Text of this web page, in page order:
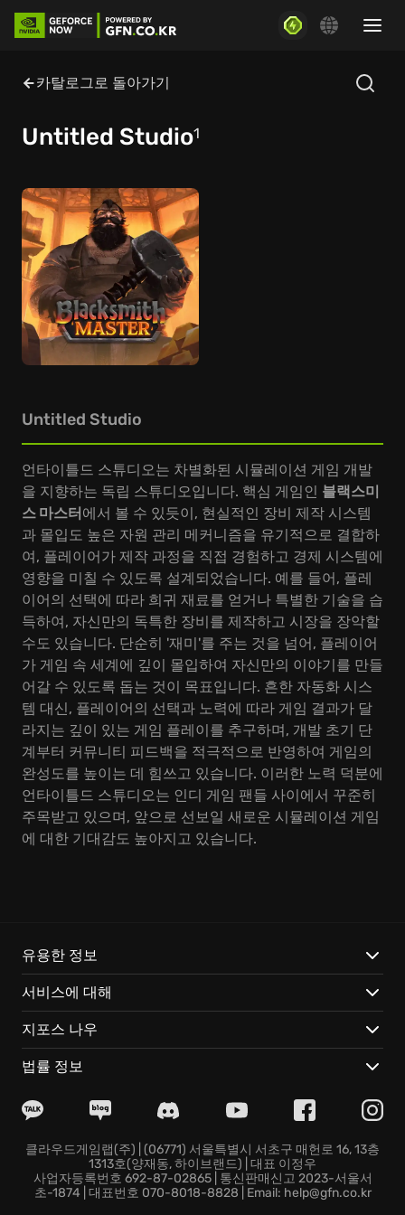
카탈로그로 돌아가기
Untitled Studio1
Untitled Studio
언타이틀드 스튜디오는 차별화된 시뮬레이션 게임 개발
을 지향하는 독립 스튜디오입니다. 핵심 게임인 블랙스미
스 마스터에서 볼 수 있듯이, 현실적인 장비 제작 시스템
과 몰입도 높은 자원 관리 메커니즘을 유기적으로 결합하
여, 플레이어가 제작 과정을 직접 경험하고 경제 시스템에
영향을 미칠 수 있도록 설계되었습니다. 예를 들어, 플레
이어의 선택에 따라 희귀 재료를 얻거나 특별한 기술을 습
득하여, 자신만의 독특한 장비를 제작하고 시장을 장악할
수도 있습니다. 단순히 '재미'를 주는 것을 넘어, 플레이어
가 게임 속 세계에 깊이 몰입하여 자신만의 이야기를 만들
어갈 수 있도록 돕는 것이 목표입니다. 흔한 자동화 시스
템 대신, 플레이어의 선택과 노력에 따라 게임 결과가 달
라지는 깊이 있는 게임 플레이를 추구하며, 개발 초기 단
계부터 커뮤니티 피드백을 적극적으로 반영하여 게임의
완성도를 높이는 데 힘쓰고 있습니다. 이러한 노력 덕분에
언타이틀드 스튜디오는 인디 게임 팬들 사이에서 꾸준히
주목받고 있으며, 앞으로 선보일 새로운 시뮬레이션 게임
에 대한 기대감도 높아지고 있습니다.
유용한 정보
서비스에 대해
지포스 나우
법률 정보
클라우드게임랩(주) | (06771) 서울특별시 서초구 매헌로 16, 13층
1313호(양재동, 하이브랜드) | 대표 이정우
사업자등록번호 692-87-02865 | 통신판매신고 2023-서울서
초-1874 | 대표번호 070-8018-8828 | Email: help@gfn.co.kr